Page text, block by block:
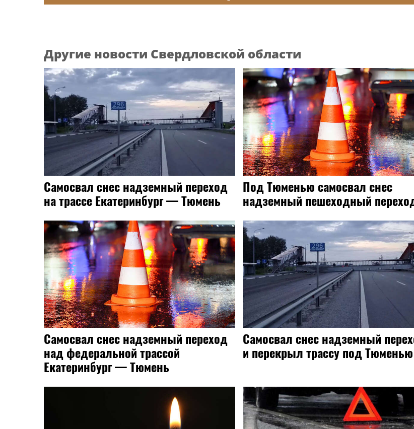
Другие новости Свердловской области
Самосвал снес надземный переход
на трассе Екатеринбург — Тюмень
Под Тюменью самосвал снес
надземный пешеходный
Самосвал снес надземный переход
над федеральной трассой
Екатеринбург — Тюмень
Самосвал снес надземный
и перекрыл трассу под Тюменью